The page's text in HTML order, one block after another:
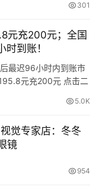
301
元充200元；全国
到账！
最迟96小时内到账市
元充200元 点击二
5.0K
觉专家店：冬冬
镜
954